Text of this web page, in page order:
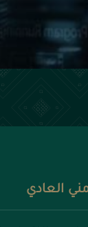
العادي